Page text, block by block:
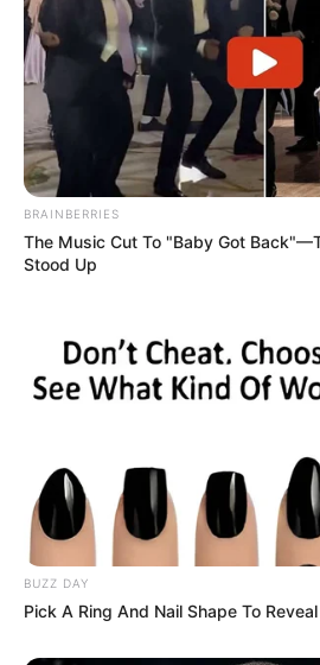
BRAINBERRIES
The Music Cut To "Baby Got
Stood Up
BUZZ DAY
Pick A Ring And Nail Shape To